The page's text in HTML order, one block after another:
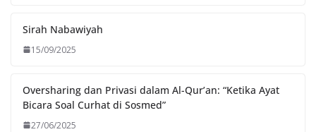
Sirah Nabawiyah
15/09/2025
Oversharing dan Privasi dalam Al-Qur’an: “Ketika Ayat
Bicara Soal Curhat di Sosmed”
27/06/2025